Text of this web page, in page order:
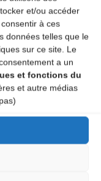
et/ou accéder
à ces
données telles que le
sur ce site. Le
a un
et fonctions du
et autre médias